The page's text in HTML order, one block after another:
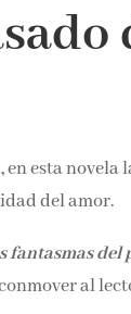
en esta novela
del amor.
fantasmas del
al